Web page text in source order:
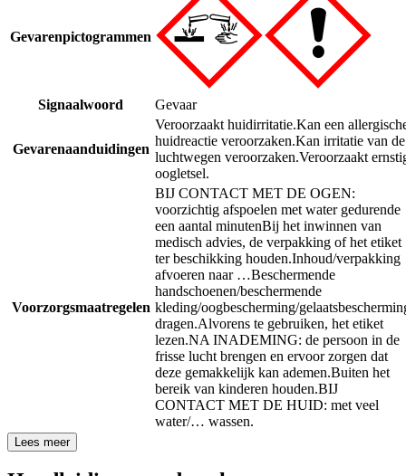
Gevarenpictogrammen
Signaalwoord Gevaar
Gevarenaanduidingen
Veroorzaakt huidirritatie.Kan een
huidreactie veroorzaken.Kan irritatie van de
luchtwegen veroorzaken.Veroorzaakt
oogletsel.
Voorzorgsmaatregelen
BIJ CONTACT MET DE OGEN:
voorzichtig afspoelen met water gedurende
een aantal minutenBij het inwinnen van
medisch advies, de verpakking of het etiket
ter beschikking houden.Inhoud/verpakking
afvoeren naar …Beschermende
handschoenen/beschermende
kleding/oogbescherming/
dragen.Alvorens te gebruiken, het etiket
lezen.NA INADEMING: de persoon in de
frisse lucht brengen en ervoor zorgen dat
deze gemakkelijk kan ademen.Buiten het
bereik van kinderen houden.BIJ
CONTACT MET DE HUID: met veel
water/… wassen.
Lees meer